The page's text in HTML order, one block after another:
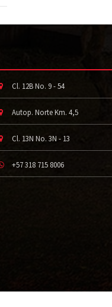
Cl. 12B No. 9 - 54
Autop. Norte Km. 4,5
Cl. 13N No. 3N - 13
+57 318 715 8006